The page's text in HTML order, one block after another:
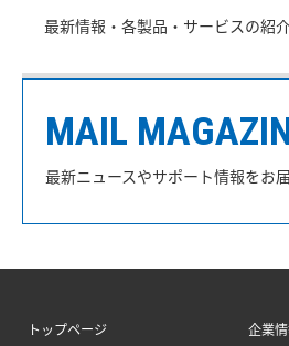
最新情報・各製品・サービスの紹
MAIL
最新ニュースやサポート情報をお
トップページ
企業